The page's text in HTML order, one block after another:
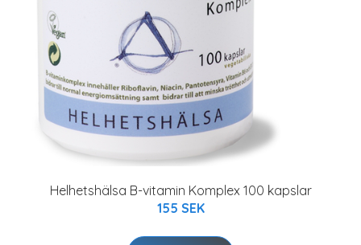
Helhetshälsa B-vitamin Komplex 100 kapslar
155 SEK